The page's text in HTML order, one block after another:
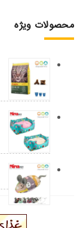
محصولات ویژه